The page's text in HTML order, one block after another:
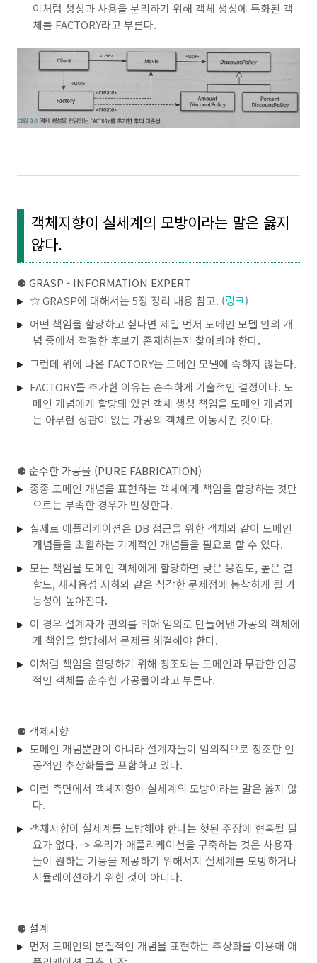
이처럼 생성과 사용을 분리하기 위해 객체 생성에 특화된 객
체를 FACTORY라고 부른다.
객체지향이 실세계의 모방이라는 말은 옳지
않다.
⚈GRASP - INFORMATION EXPERT
☆ GRASP에 대해서는 5장 정리 내용 참고. (링크)
어떤 책임을 할당하고 싶다면 제일 먼저 도메인 모델 안의 개
념 중에서 적절한 후보가 존재하는지 찾아봐야 한다.
그런데 위에 나온 FACTORY는 도메인 모델에 속하지 않는다.
FACTORY를 추가한 이유는 순수하게 기술적인 결정이다. 도
메인 개념에게 할당돼 있던 객체 생성 책임을 도메인 개념과
는 아무런 상관이 없는 가공의 객체로 이동시킨 것이다.
⚈순수한 가공물 (PURE FABRICATION)
종종 도메인 개념을 표현하는 객체에게 책임을 할당하는 것만
으로는 부족한 경우가 발생한다.
실제로 애플리케이션은 DB 접근을 위한 객체와 같이 도메인
개념들을 초월하는 기계적인 개념들을 필요로 할 수 있다.
모든 책임을 도메인 객체에게 할당하면 낮은 응집도, 높은 결
합도, 재사용성 저하와 같은 심각한 문제점에 봉착하게 될 가
능성이 높아진다.
이 경우 설계자가 편의를 위해 임의로 만들어낸 가공의 객체에
게 책임을 할당해서 문제를 해결해야 한다.
이처럼 책임을 할당하기 위해 창조되는 도메인과 무관한 인공
적인 객체를 순수한 가공물이라고 부른다.
⚈ 객체지향
도메인 개념뿐만이 아니라 설계자들이 임의적으로 창조한 인
공적인 추상화들을 포함하고 있다.
이런 측면에서 객체지향이 실세계의 모방이라는 말은 옳지 않
다.
객체지향이 실세계를 모방해야 한다는 헛된 주장에 현혹될 필
요가 없다. -> 우리가 애플리케이션을 구축하는 것은 사용자
들이 원하는 기능을 제공하기 위해서지 실세계를 모방하거나
시뮬레이션하기 위한 것이 아니다.
⚈설계
먼저 도메인의 본질적인 개념을 표현하는 추상화를 이용해 애